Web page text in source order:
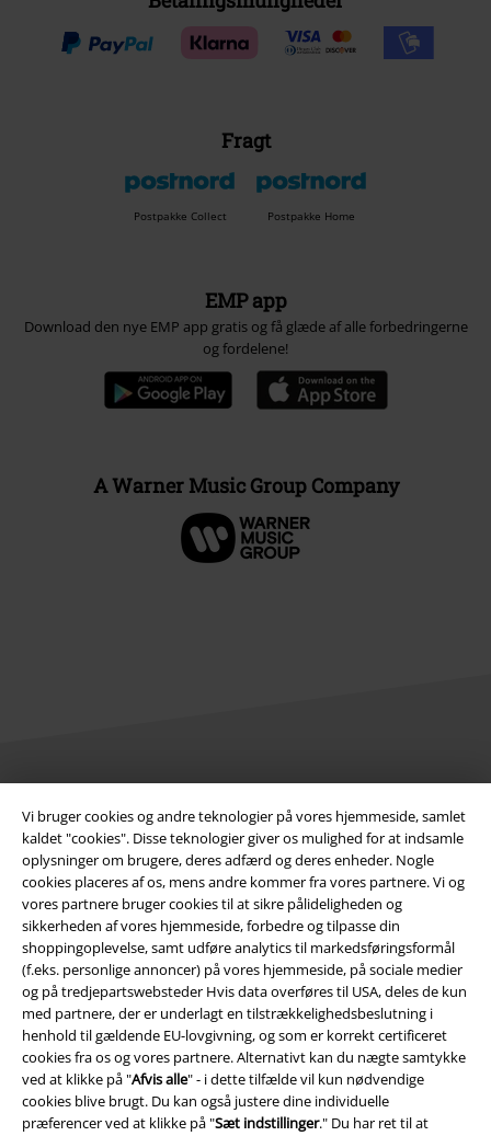
Vi bruger cookies og andre teknologier på vores hjemmeside, samlet
kaldet "cookies". Disse teknologier giver os mulighed for at indsamle
oplysninger om brugere, deres adfærd og deres enheder. Nogle
cookies placeres af os, mens andre kommer fra vores partnere. Vi og
vores partnere bruger cookies til at sikre pålideligheden og
sikkerheden af ​​vores hjemmeside, forbedre og tilpasse din
shoppingoplevelse, samt udføre analytics til markedsføringsformål
(f.eks. personlige annoncer) på vores hjemmeside, på sociale medier
og på tredjepartswebsteder Hvis data overføres til USA, deles de kun
med partnere, der er underlagt en tilstrækkelighedsbeslutning i
henhold til gældende EU-lovgivning, og som er korrekt certificeret
cookies fra os og vores partnere. Alternativt kan du nægte samtykke
ved at klikke på "Afvis alle" - i dette tilfælde vil kun nødvendige
cookies blive brugt. Du kan også justere dine individuelle
præferencer ved at klikke på "Sæt indstillinger." Du har ret til at
Fragt
Postpakke Collect Postpakke Home
EMP app
Download den nye EMP app gratis og få glæde af alle forbedringerne
og fordelene!
A Warner Music Group Company
Juridisk
Salgs-, medlems- & leveringsbetingelser
Om EMP Danmark
Persondatapolitik
Bortskaffelse af affald og miljøbeskyttelse
Overensstemmelseserklæring
Oplysninger om tilgængelighed